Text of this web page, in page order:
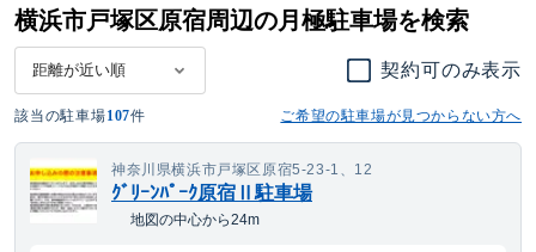
横浜市戸塚区原宿周辺の月極駐車場を検索
契約可のみ表示
該当の駐車場107件 ご希望の駐車場が見つからない方へ
神奈川県横浜市戸塚区原宿5-23-1、12
ｸﾞﾘｰﾝﾊﾟｰｸ原宿Ⅱ駐車場
地図の中心から24m